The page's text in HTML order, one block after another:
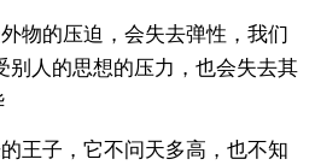
物的压迫，会失去弹性，我们
别人的思想的压力，也会失去其
王子，它不问天多高，也不知